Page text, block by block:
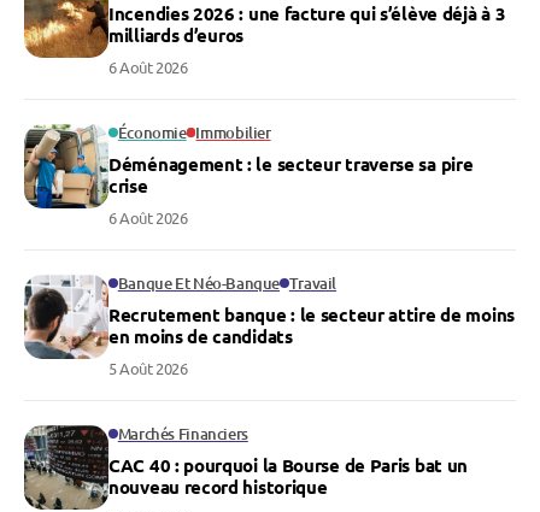
Incendies 2026 : une facture qui s’élève déjà à 3
milliards d’euros
6 Août 2026
Économie Immobilier
Déménagement : le secteur traverse sa pire
crise
6 Août 2026
Banque Et Néo-Banque Travail
Recrutement banque : le secteur attire de moins
en moins de candidats
5 Août 2026
Marchés Financiers
CAC 40 : pourquoi la Bourse de Paris bat un
nouveau record historique